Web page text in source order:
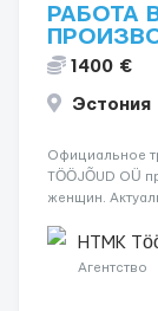
РАБОТА
1400 €
Эстония
Официальное
TÖÖJÕUD OÜ
женщин.
склады иHTMK
Агентство